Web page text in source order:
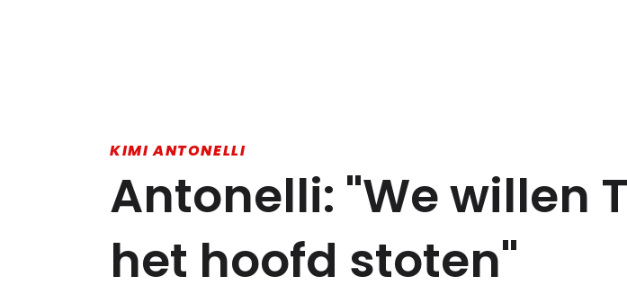
KIMI ANTONELLI
Antonelli: "We willen
het hoofd stoten"